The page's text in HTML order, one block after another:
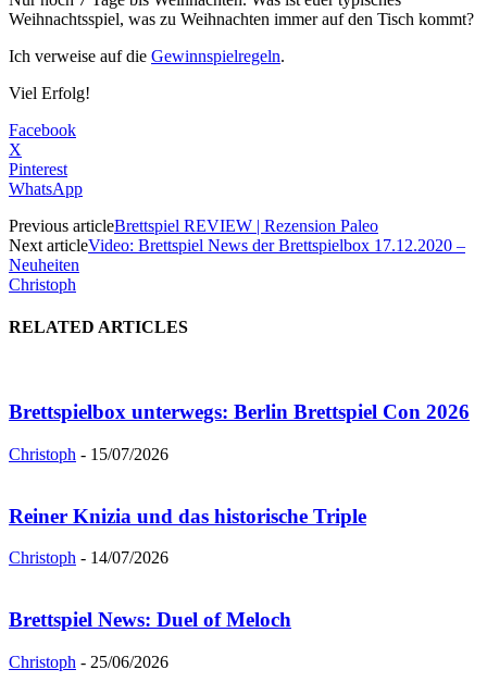
Weihnachtsspiel, was zu Weihnachten immer auf den Tisch kommt?
Ich verweise auf die Gewinnspielregeln.
Viel Erfolg!
Facebook
X
Pinterest
WhatsApp
Previous articleBrettspiel REVIEW | Rezension Paleo
Next articleVideo: Brettspiel News der Brettspielbox 17.12.2020 –
Neuheiten
Christoph
RELATED ARTICLES
Brettspielbox unterwegs: Berlin Brettspiel Con 2026
Christoph - 15/07/2026
Reiner Knizia und das historische Triple
Christoph - 14/07/2026
Brettspiel News: Duel of Meloch
Christoph - 25/06/2026